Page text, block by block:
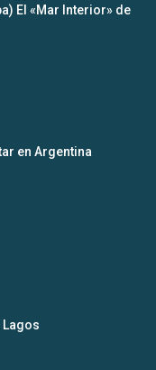
El «Mar Interior» de
en Argentina
Lagos